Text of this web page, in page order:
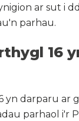
ar sut i
parhau.
16
yn darparu ar
parhaol i'r